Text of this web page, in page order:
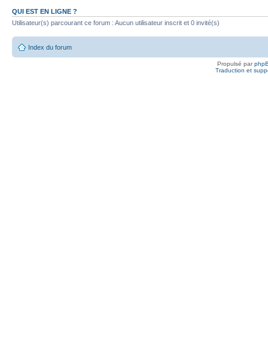
QUI EST EN LIGNE ?
Utilisateur(s) parcourant ce forum : Aucun utilisateur inscrit et 0 invité(s)
Index du forum
Propulsé par
Traduction et